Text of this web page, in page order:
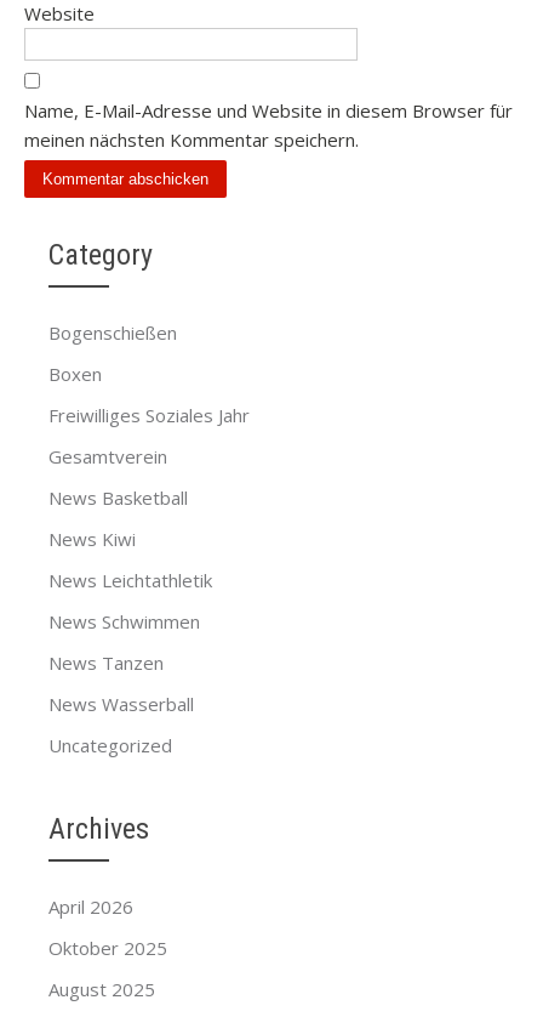
Website
Name, E-Mail-Adresse und Website in diesem Browser für
meinen nächsten Kommentar speichern.
Category
Bogenschießen
Boxen
Freiwilliges Soziales Jahr
Gesamtverein
News Basketball
News Kiwi
News Leichtathletik
News Schwimmen
News Tanzen
News Wasserball
Uncategorized
Archives
April 2026
Oktober 2025
August 2025